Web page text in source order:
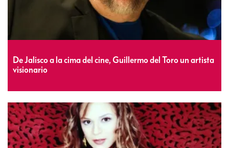
De Jalisco a la cima del cine, Guillermo del Toro un artista
visionario